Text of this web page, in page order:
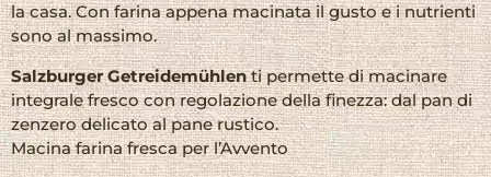
la casa. Con farina appena macinata il gusto e i nutrienti
sono al massimo.
Salzburger Getreidemühlenti permette di macinare
integrale fresco con regolazione della finezza: dal pan di
zenzero delicato al pane rustico.
Macina farina fresca per l’Avvento